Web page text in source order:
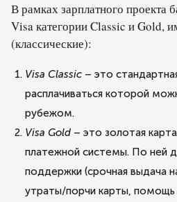
В рамках зарплатного проекта
Visa категории Classic и Gold,
(классические):
Visa Classic – это
расплачиваться которой
рубежом.
Visa Gold – это золотая
платежной системы. По ней
поддержки (срочная выдача
утраты/порчи карты, помощь